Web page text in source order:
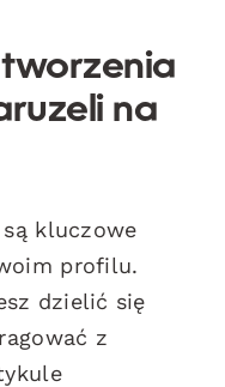
na
kluczowe
profilu.
dzielić się
z